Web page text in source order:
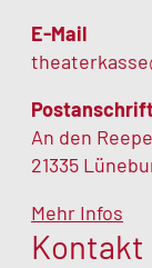
E-Mail
An den
21335
Mehr Infos
Kontakt